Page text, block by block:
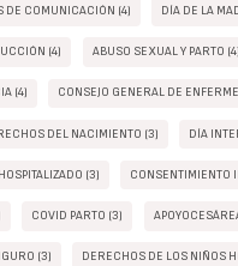
DE COMUNICACIÓN (4) DÍA DE LA
(4) ABUSO SEXUAL Y PARTO (4)
(4) CONSEJO GENERAL DE
DEL NACIMIENTO (3) DÍA
(3) CONSENTIMIENTO
COVID PARTO (3)
(3) DERECHOS DE LOS NIÑOS